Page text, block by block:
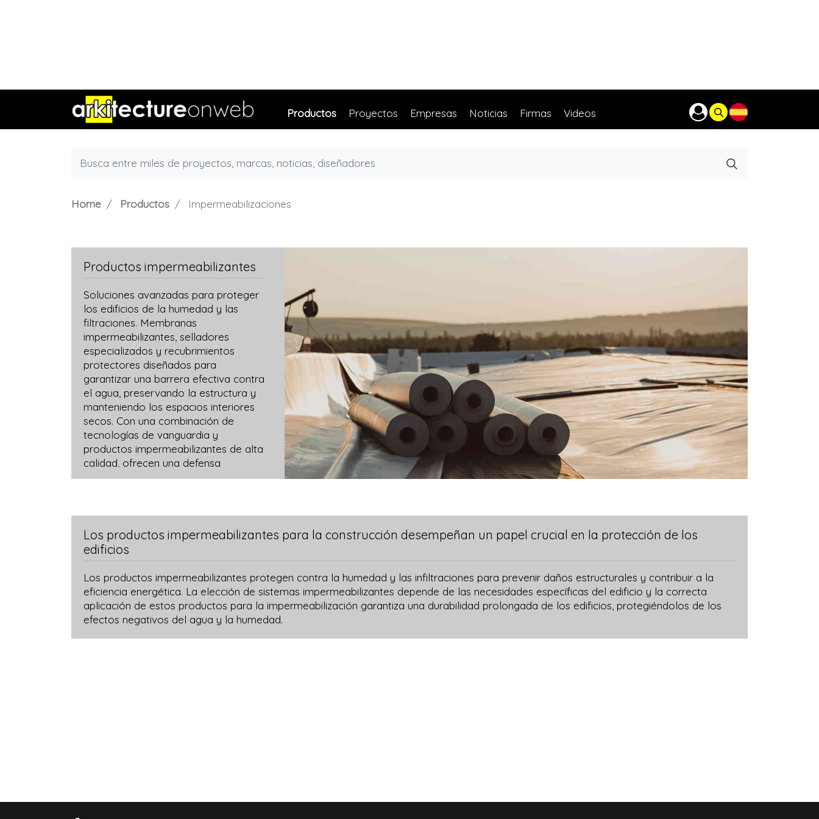
Productos Proyectos Empresas Noticias Firmas Videos
Home Productos Impermeabilizaciones
Productos impermeabilizantes
Soluciones avanzadas para proteger
los edificios de la humedad y las
filtraciones. Membranas
impermeabilizantes, selladores
especializados y recubrimientos
protectores diseñados para
garantizar una barrera efectiva contra
el agua, preservando la estructura y
manteniendo los espacios interiores
secos. Con una combinación de
tecnologías de vanguardia y
productos impermeabilizantes de alta
calidad, ofrecen una defensa
confiable contra las inclemencias del
edificios.
Los productos impermeabilizantes para la construcción desempeñan un papel crucial en la protección de los
edificios
Los productos impermeabilizantes protegen contra la humedad y las infiltraciones para prevenir daños estructurales y contribuir a la
eficiencia energética. La elección de sistemas impermeabilizantes depende de las necesidades específicas del edificio y la correcta
aplicación de estos productos para la impermeabilización garantiza una durabilidad prolongada de los edificios, protegiéndolos de los
efectos negativos del agua y la humedad.